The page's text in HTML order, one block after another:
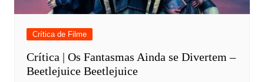
Crítica de Filme
Crítica | Os Fantasmas Ainda se Divertem –
Beetlejuice Beetlejuice